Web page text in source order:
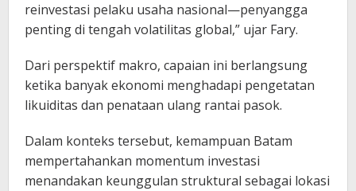
reinvestasi pelaku usaha nasional—penyangga
penting di tengah volatilitas global,” ujar Fary.
Dari perspektif makro, capaian ini berlangsung
ketika banyak ekonomi menghadapi pengetatan
likuiditas dan penataan ulang rantai pasok.
Dalam konteks tersebut, kemampuan Batam
mempertahankan momentum investasi
menandakan keunggulan struktural sebagai lokasi